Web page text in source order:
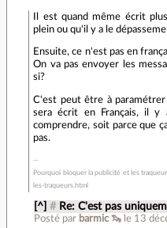
Il est quand même écrit
plein ou qu'il y a le
Ensuite, ce n'est pas en
On va pas envoyer les
si?
C'est peut être à paramétrer
sera écrit en Français, il y
comprendre, soit parce que
pas.
Pourquoi bloquer la publicité et les
les-traqueurs.html
[^] # Re: C'est pas
Posté par barmic 🦦 le 13